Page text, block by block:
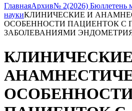
ГлавнаяАрхив№ 2(2026) Бюллетень
наукиКЛИНИЧЕСКИЕ И
ОСОБЕННОСТИ ПАЦИЕНТОК С
ЗАБОЛЕВАНИЯМИ